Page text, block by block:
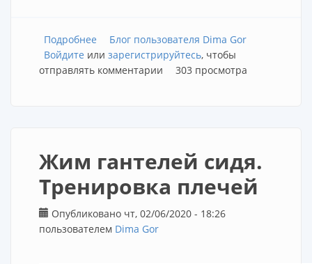
Подробнее о Фитнес бикини: Этапы подготовки
Блог пользователя Dima Gor
Войдите или зарегистрируйтесь, чтобы
отправлять комментарии
303 просмотра
Жим гантелей сидя.
Тренировка плечей
Опубликовано чт, 02/06/2020 - 18:26
пользователем Dima Gor